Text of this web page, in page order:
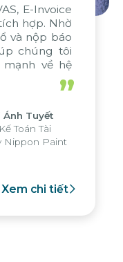
E-Invoice
hợp. Nhờ
và nộp báo
chúng tôi
về hệ
tập đoàn,
tại các
”
Ánh Tuyết
Toán Tài
Nippon Paint
Xem chi tiết